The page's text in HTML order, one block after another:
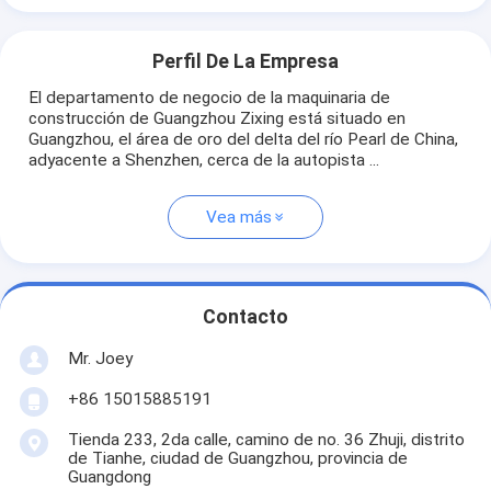
Perfil De La Empresa
El departamento de negocio de la maquinaria de
construcción de Guangzhou Zixing está situado en
Guangzhou, el área de oro del delta del río Pearl de China,
adyacente a Shenzhen, cerca de la autopista ...
Vea más
Contacto
Mr. Joey
+86 15015885191
Tienda 233, 2da calle, camino de no. 36 Zhuji, distrito
de Tianhe, ciudad de Guangzhou, provincia de
Guangdong